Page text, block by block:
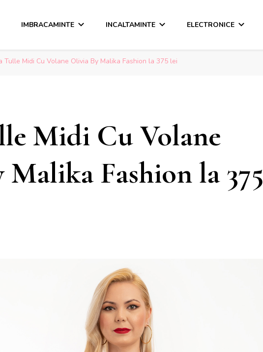
IMBRACAMINTE INCALTAMINTE ELECTRONICE
Tulle Midi Cu Volane Olivia By Malika Fashion la 375 lei
Midi Cu Volane
Fashion la 375